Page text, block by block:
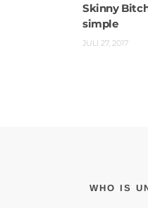
Skinny
simple
JULI 27, 2017
WHO IS